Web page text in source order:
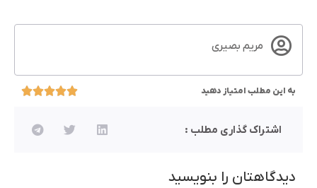
مریم بصیری
به این مطلب امتیاز دهید
اشتراک گذاری مطلب :
دیدگاهتان را بنویسید